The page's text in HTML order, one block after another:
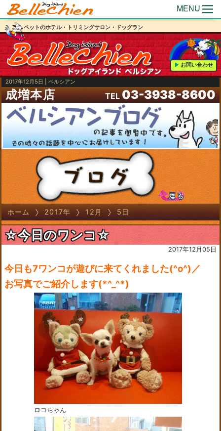
MENU
ペットのホテル・トリミングサロン・ドッグラン
お問い合わせ
2017年12月5日 | ベルシアン
成増本店 TEL 03-3938-8600
ホーム 2017年 12月 5日
☆今日のワンコ☆
2017年12月05日
今日も7ワンコが遊びに来てくれました(^o^)／
お写真でご紹介します(*^_^*)
ロコちゃん